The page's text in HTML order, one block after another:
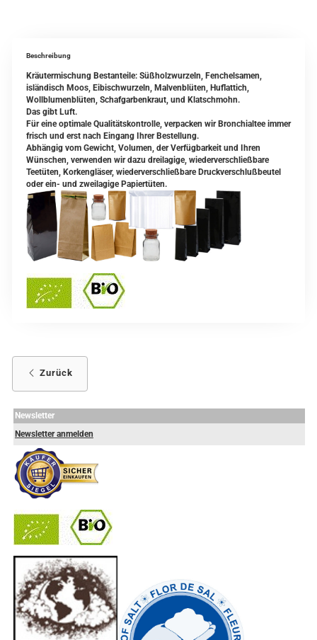
Beschreibung
Kräutermischung Bestanteile: Süßholzwurzeln, Fenchelsamen,
isländisch Moos, Eibischwurzeln, Malvenblüten, Huflattich,
Wollblumenblüten, Schafgarbenkraut, und Klatschmohn.
Das gibt Luft.
Für eine optimale Qualitätskontrolle, verpacken wir Bronchialtee immer
frisch und erst nach Eingang Ihrer Bestellung.
Abhängig vom Gewicht, Volumen, der Verfügbarkeit und Ihren
Wünschen, verwenden wir dazu dreilagige, wiederverschließbare
Teetüten, Korkengläser, wiederverschließbare Druckverschlußbeutel
oder ein- und zweilagige Papiertüten.
Zurück
Newsletter
Newsletter anmelden